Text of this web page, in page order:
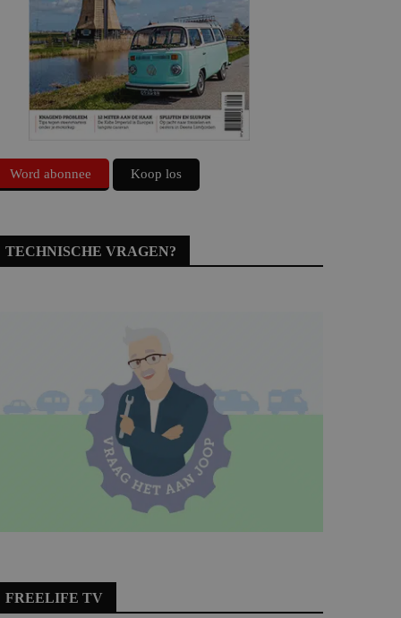
Word abonnee Koop los
TECHNISCHE VRAGEN?
FREELIFE TV